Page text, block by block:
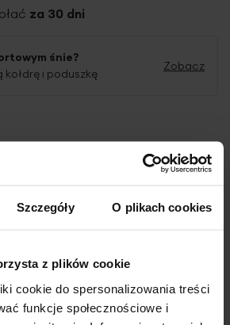
Szczegóły O plikach cookies
z plików cookie
cookie do spersonalizowania treści
funkcje społecznościowe i
za 30 dni
śnie?
i poduszkę
Zobacz
kolekcji:
383463